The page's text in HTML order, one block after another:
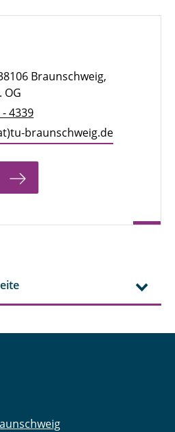
Braunschweig,
OG
4339
braun­schweig.de